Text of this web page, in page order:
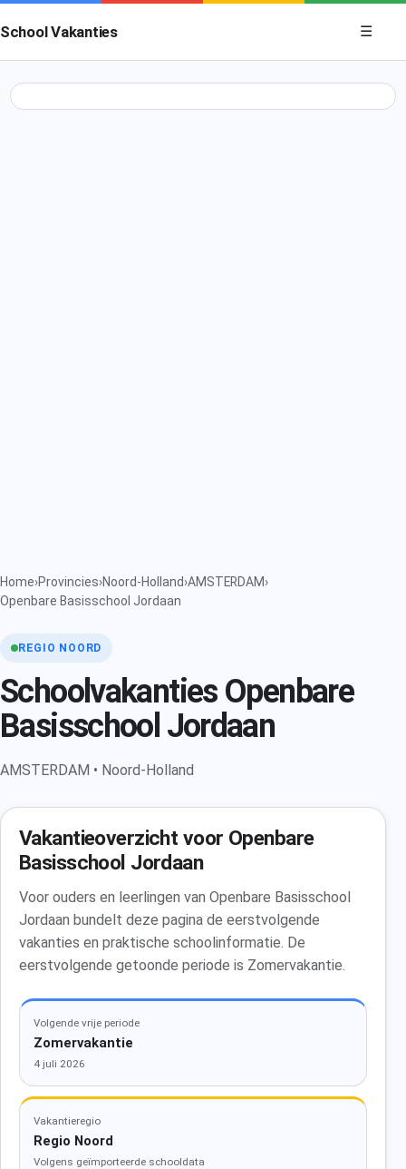
School Vakanties
Menu
☰
Home›Provincies›Noord-Holland›AMSTERDAM›
Openbare Basisschool Jordaan
REGIO NOORD
Schoolvakanties Openbare
Basisschool Jordaan
AMSTERDAM • Noord-Holland
Vakantieoverzicht voor Openbare
Basisschool Jordaan
Voor ouders en leerlingen van Openbare Basisschool
Jordaan bundelt deze pagina de eerstvolgende
vakanties en praktische schoolinformatie. De
eerstvolgende getoonde periode is Zomervakantie.
Volgende vrije periode
Zomervakantie
4 juli 2026
Vakantieregio
Regio Noord
Volgens geïmporteerde schooldata